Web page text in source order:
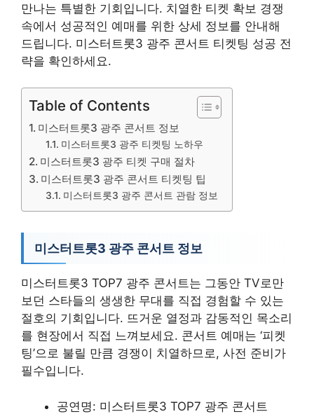
만나는 특별한 기회입니다. 치열한 티켓 확보 경쟁
속에서 성공적인 예매를 위한 상세 정보를 안내해
드립니다. 미스터트롯3 광주 콘서트 티켓팅 성공 전
략을 확인하세요.
Table of Contents
미스터트롯3 광주 콘서트 정보
미스터트롯3 광주 티켓팅 노하우
미스터트롯3 광주 티켓 구매 절차
미스터트롯3 광주 콘서트 티켓팅 팁
미스터트롯3 광주 콘서트 관람 정보
미스터트롯3 광주 콘서트 정보
미스터트롯3 TOP7 광주 콘서트는 그동안 TV로만
보던 스타들의 생생한 무대를 직접 경험할 수 있는
절호의 기회입니다. 뜨거운 열정과 감동적인 목소리
를 현장에서 직접 느껴보세요. 콘서트 예매는 ‘피켓
팅’으로 불릴 만큼 경쟁이 치열하므로, 사전 준비가
필수입니다.
공연명: 미스터트롯3 TOP7 광주 콘서트